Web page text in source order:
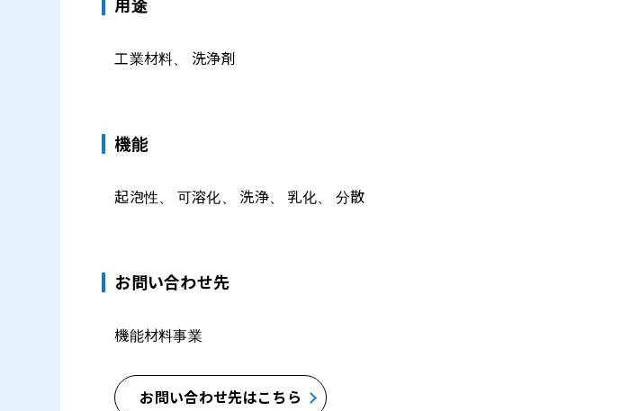
⽤途
工業材料、 洗浄剤
機能
起泡性、 可溶化、 洗浄、 乳化、 分散
お問い合わせ先
機能材料事業
お問い合わせ先はこちら